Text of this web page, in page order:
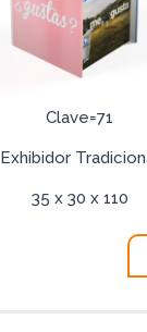
Clave=71
Exhibidor
35 x 30 x 110